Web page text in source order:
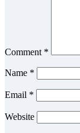
Comment *
Name *
Email *
Website